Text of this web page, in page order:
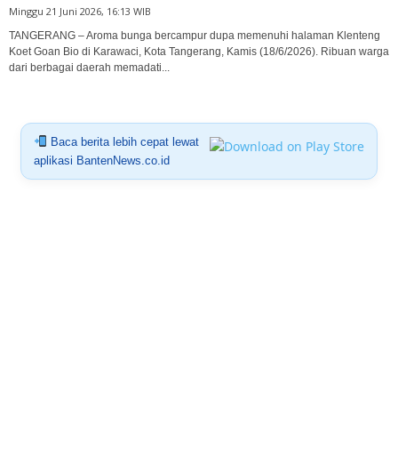
Minggu 21 Juni 2026, 16:13 WIB
TANGERANG – Aroma bunga bercampur dupa memenuhi halaman Klenteng
Koet Goan Bio di Karawaci, Kota Tangerang, Kamis (18/6/2026). Ribuan warga
dari berbagai daerah memadati...
Baca berita lebih cepat lewat
aplikasi BantenNews.co.id